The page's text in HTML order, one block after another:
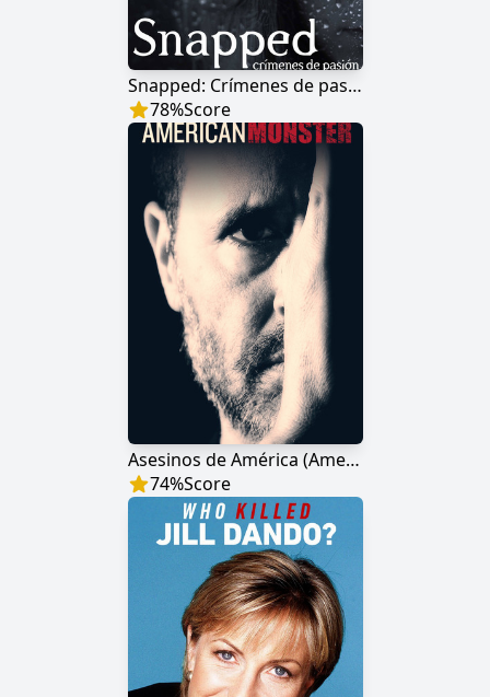
Snapped: Crímenes de pasión
78%Score
Asesinos de América (American Monster)
74%Score